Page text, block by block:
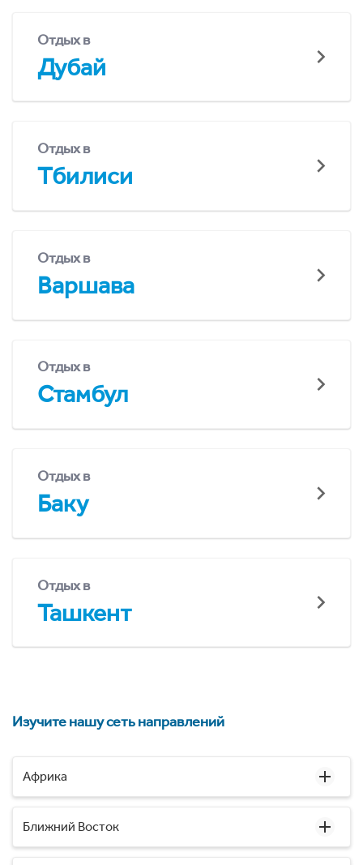
Отдых в
Дубай
Отдых в
Тбилиси
Отдых в
Варшава
Отдых в
Стамбул
Отдых в
Баку
Отдых в
Ташкент
Изучите нашу сеть направлений
Африка
Ближний Восток